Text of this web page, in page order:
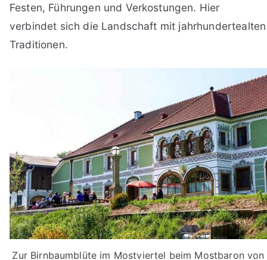
Festen, Führungen und Verkostungen. Hier
verbindet sich die Landschaft mit jahrhundertealten
Traditionen.
Zur Birnbaumblüte im Mostviertel beim Mostbaron von